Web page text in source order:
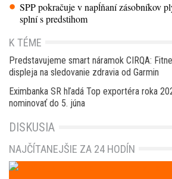
SPP pokračuje v napĺňaní zásobníkov
splní s predstihom
K TÉME
Predstavujeme smart náramok CIRQA:
displeja na sledovanie zdravia od Garmin
Eximbanka SR hľadá Top exportéra roka
nominovať do 5. júna
DISKUSIA
NAJČÍTANEJŠIE ZA 24 HODÍN